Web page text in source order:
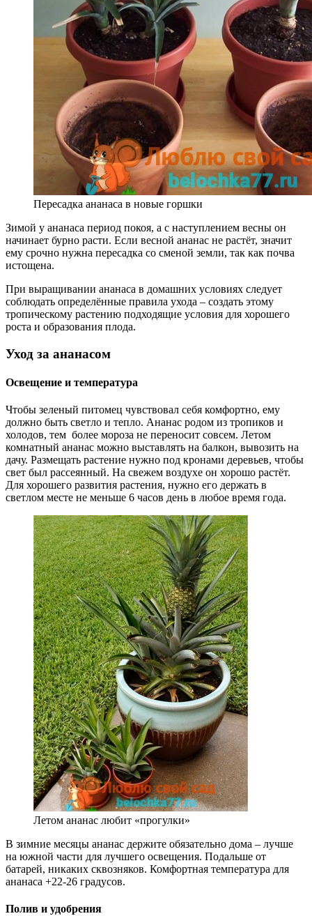
Пересадка ананаса в новые горшки
Зимой у ананаса период покоя, а с наступлением весны он
начинает бурно расти. Если весной ананас не растёт, значит
ему срочно нужна пересадка со сменой земли, так как почва
истощена.
При выращивании ананаса в домашних условиях следует
соблюдать определённые правила ухода – создать этому
тропическому растению подходящие условия для хорошего
роста и образования плода.
Уход за ананасом
Освещение и температура
Чтобы зеленый питомец чувствовал себя комфортно, ему
должно быть светло и тепло. Ананас родом из тропиков и
холодов, тем более мороза не переносит совсем. Летом
комнатный ананас можно выставлять на балкон, вывозить на
дачу. Размещать растение нужно под кронами деревьев, чтобы
свет был рассеянный. На свежем воздухе он хорошо растёт.
Для хорошего развития растения, нужно его держать в
светлом месте не меньше 6 часов день в любое время года.
Летом ананас любит «прогулки»
В зимние месяцы ананас держите обязательно дома – лучше
на южной части для лучшего освещения. Подальше от
батарей, никаких сквозняков. Комфортная температура для
ананаса +22-26 градусов.
Полив и удобрения